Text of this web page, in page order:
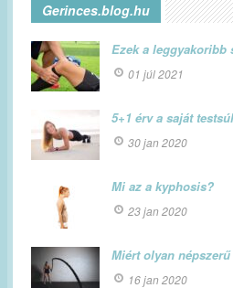
Gerinces.blog.hu
Ezek a leggyakoribb
01 júl 2021
5+1 érv a saját
30 jan 2020
Mi az a kyphosis?
23 jan 2020
Miért olyan
16 jan 2020